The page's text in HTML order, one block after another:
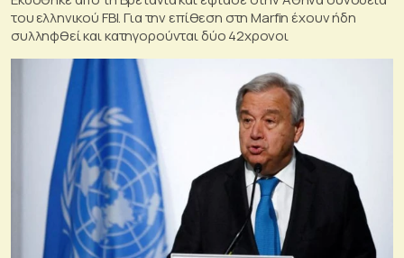
του ελληνικού FBI. Για την επίθεση στη Marfin έχουν ήδη
συλληφθεί και κατηγορούνται δύο 42χρονοι